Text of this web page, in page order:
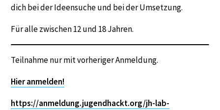
dich bei der Ideensuche und bei der Umsetzung.
Für alle zwischen 12 und 18 Jahren.
Teilnahme nur mit vorheriger Anmeldung.
Hieranmelden!
https://anmeldung.jugendhackt.org/jh-lab-